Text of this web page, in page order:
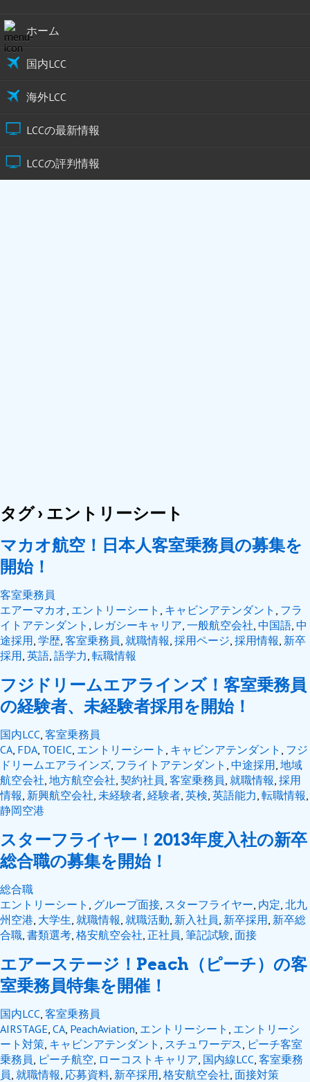
ホーム
国内LCC
海外LCC
LCCの最新情報
LCCの評判情報
タグ › エントリーシート
マカオ航空！日本人客室乗務員の募集を
開始！
客室乗務員
エアーマカオ, エントリーシート , キャビンアテンダント , フラ
イトアテンダント , レガシーキャリア, 一般航空会社, 中国語, 中
途採用, 学歴, 客室乗務員, 就職情報, 採用ページ, 採用情報, 新卒
採用, 英語, 語学力, 転職情報
フジドリームエアラインズ！客室乗務員
の経験者、未経験者採用を開始！
国内LCC, 客室乗務員
CA, FDA, TOEIC, エントリーシート , キャビンアテンダント , フジ
ドリームエアラインズ, フライトアテンダント , 中途採用, 地域
航空会社, 地方航空会社, 契約社員, 客室乗務員, 就職情報, 採用
情報, 新興航空会社, 未経験者, 経験者, 英検, 英語能力, 転職情報,
静岡空港
スターフライヤー！2013年度入社の新卒
総合職の募集を開始！
総合職
エントリーシート , グループ面接, スターフライヤー, 内定, 北九
州空港, 大学生, 就職情報, 就職活動, 新入社員, 新卒採用, 新卒総
合職, 書類選考, 格安航空会社, 正社員, 筆記試験, 面接
エアーステージ！Peach（ピーチ）の客
室乗務員特集を開催！
国内LCC, 客室乗務員
AIRSTAGE, CA, PeachAviation, エントリーシート , エントリーシ
ート対策, キャビンアテンダント , スチュワーデス, ピーチ客室
乗務員, ピーチ航空, ローコストキャリア, 国内線LCC, 客室乗務
員, 就職情報, 応募資料, 新卒採用, 格安航空会社, 面接対策